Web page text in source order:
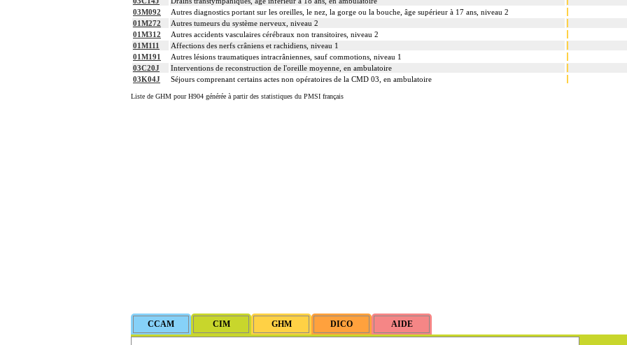
03M092
Autres diagnostics portant sur les oreilles, le nez, la gorge ou la bouche, âge supérieur à 17 ans, niveau 2
01M272
Autres tumeurs du système nerveux, niveau 2
01M312
Autres accidents vasculaires cérébraux non transitoires, niveau 2
01M111
Affections des nerfs crâniens et rachidiens, niveau 1
01M191
Autres lésions traumatiques intracrâniennes, sauf commotions, niveau 1
03C20J
Interventions de reconstruction de l'oreille moyenne, en ambulatoire
03K04J
Séjours comprenant certains actes non opératoires de la CMD 03, en ambulatoire
Liste de GHM pour H904 générée à partir des statistiques du PMSI français